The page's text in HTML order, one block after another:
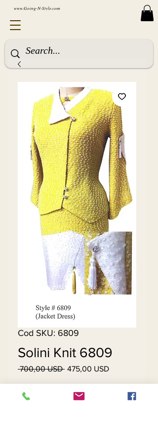
www.Going-N-Style.com
Cod SKU: 6809
Solini Knit 6809
700,00 USD Preț
475,00 USDPreț
Stoc epuizat